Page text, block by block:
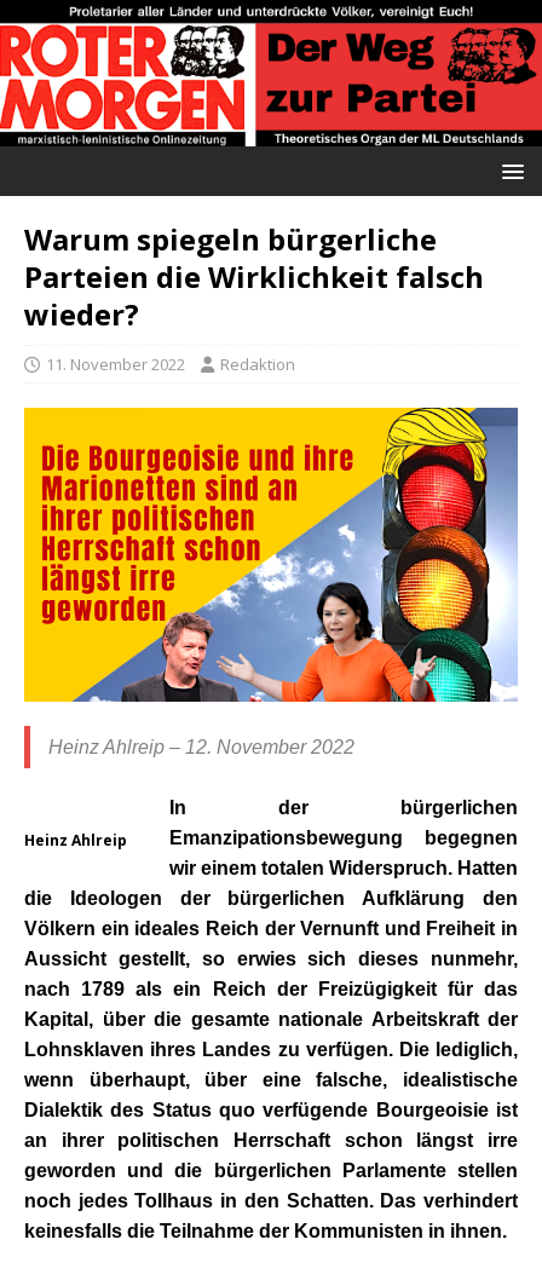
Warum spiegeln bürgerliche
Parteien die Wirklichkeit falsch
wieder?
11. November 2022 Redaktion
Heinz Ahlreip – 12. November 2022
Heinz Ahlreip
In der bürgerlichen
Emanzipationsbewegung begegnen
wir einem totalen Widerspruch. Hatten
die Ideologen der bürgerlichen Aufklärung den
Völkern ein ideales Reich der Vernunft und Freiheit in
Aussicht gestellt, so erwies sich dieses nunmehr,
nach 1789 als ein Reich der Freizügigkeit für das
Kapital, über die gesamte nationale Arbeitskraft der
Lohnsklaven ihres Landes zu verfügen. Die lediglich,
wenn überhaupt, über eine falsche, idealistische
Dialektik des Status quo verfügende Bourgeoisie ist
an ihrer politischen Herrschaft schon längst irre
geworden und die bürgerlichen Parlamente stellen
noch jedes Tollhaus in den Schatten. Das verhindert
keinesfalls die Teilnahme der Kommunisten in ihnen.